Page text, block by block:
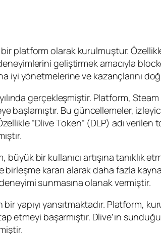
bir platform olarak kurulmuştur.
geliştirmek amacıyla
iyi yönetmelerine ve kazançlarını
gerçekleşmiştir. Platform,
başlamıştır. Bu güncellemeler,
“Dlive Token” (DLP) adı
bir kullanıcı artışına tanıklık
kararı alarak daha fazla
sunmasına olanak vermiştir.
yapıyı yansıtmaktadır. Platform,
etmeyi başarmıştır. Dlive’ın